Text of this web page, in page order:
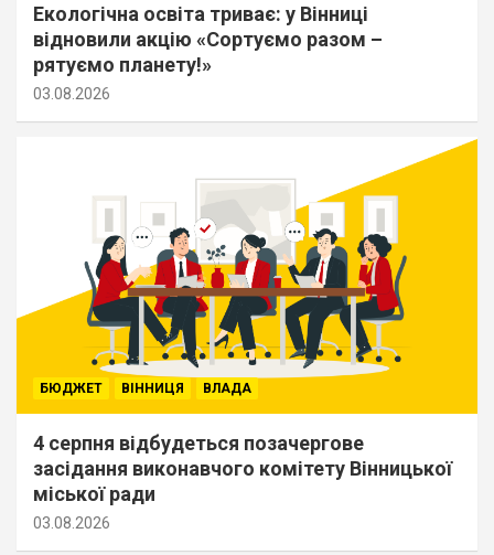
Екологічна освіта триває: у Вінниці
відновили акцію «Сортуємо разом –
рятуємо планету!»
03.08.2026
БЮДЖЕТ ВІННИЦЯ ВЛАДА
4 серпня відбудеться позачергове
засідання виконавчого комітету Вінницької
міської ради
03.08.2026